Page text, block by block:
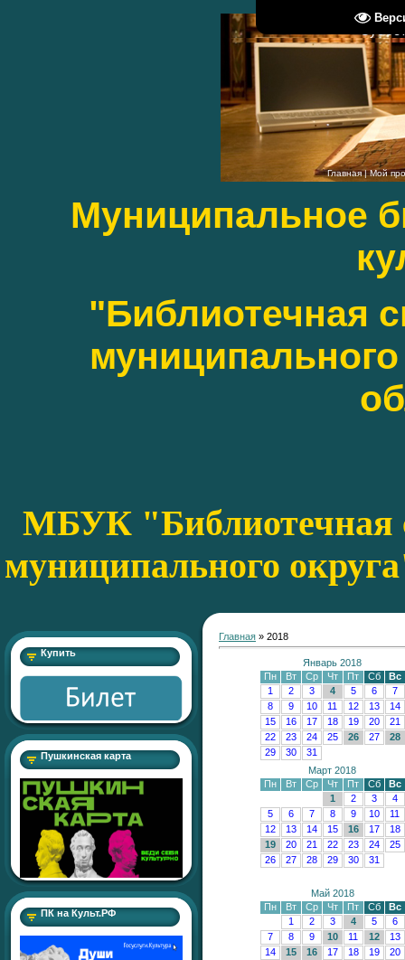
Главная|Мой
Муниципальное
"Библиотечная
МБУК "Библиотечная
муниципального
Купить
Пушкинская карта
ПК на Культ.РФ
Главная » 2018
Январь 2018
Пн
Вт Ср Чт Пт Сб
Вс
1
2 3 4 5 6
7
8
9 10 11 12 13
14
15
16 17 18 19 20
21
22
23 24 25 26 27
28
29
30
31
Март 2018
Пн
Вт Ср Чт Пт Сб
Вс
1
2 3
4
5
6 7 8 9 10
11
12
13 14 15 16 17
18
19
20 21 22 23 24
25
26
27 28 29 30 31
Май 2018
Пн
Вт Ср Чт Пт Сб
Вс
1
2 3 4 5
6
7
8 9 10 11 12
13
14
15 16 17 18 19
20